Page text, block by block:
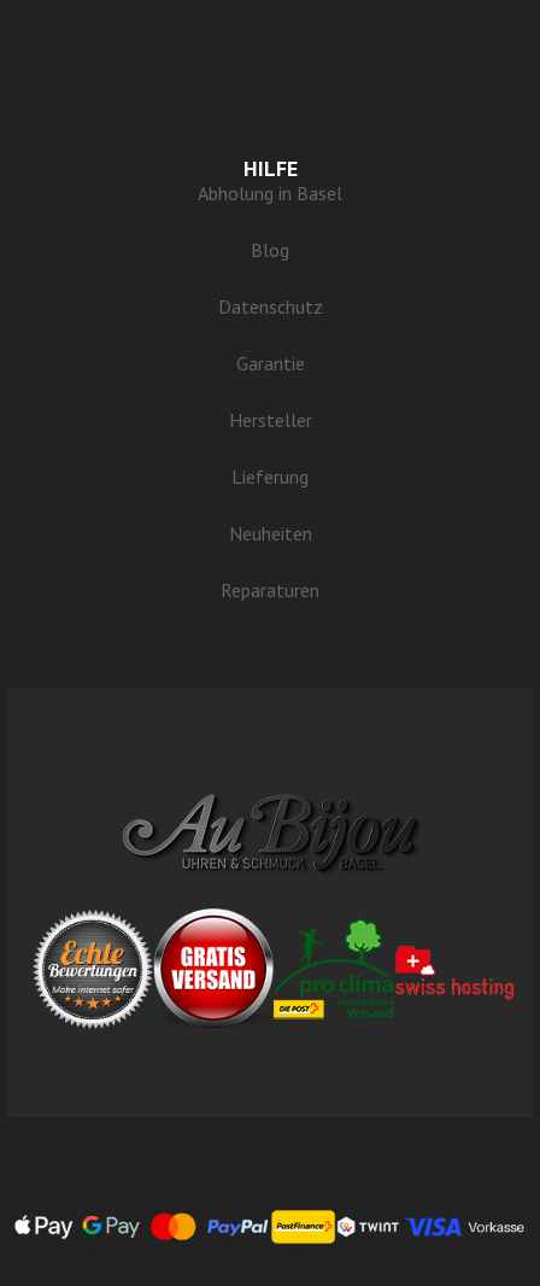
HILFE
Abholung in Basel
Blog
Datenschutz
Garantie
Hersteller
Lieferung
Neuheiten
Reparaturen